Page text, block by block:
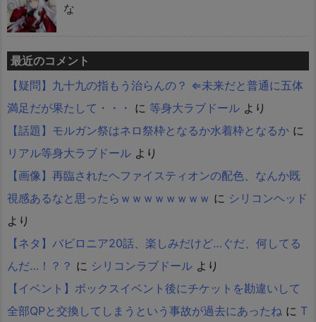
な
最近のコメント
【疑問】九十九の指もう治らんの？ ⇐未来だと普通に五体
満足だが果たして・・・ に 等身大ラブドール より
【話題】モルガン祭はネロ祭枠となるか水着枠となるか に
リアル等身大ラブドール より
【画像】再臨されたヘファイスティオンの配色、なんか既
視感あるなと思ったらｗｗｗｗｗｗｗｗ に シリコンヘッド
より
【ネタ】バビロニア20話、楽しみだけど…ぐだ、何してる
んだ…！？？ に シリコンラブドール より
【イベント】ボックスイベント後にチケットを勘違いして
全部QPと交換してしまうという事故が過去にあったね に T